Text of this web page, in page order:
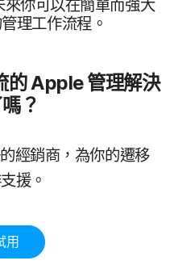
你​可以​在​簡單​而​強大​
理​工作​流程。
的Apple管理​解決​
？
經銷商，​為​你​的​遷移​
援。
用